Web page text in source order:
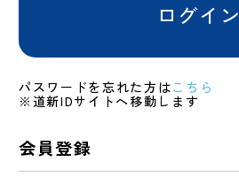
ログイン
パスワードを忘れた方はこちら
※道新IDサイトへ移動します
会員登録